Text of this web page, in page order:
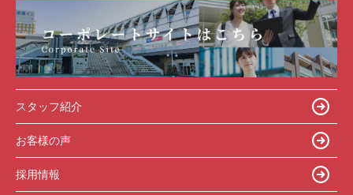
スタッフ紹介
お客様の声
採用情報